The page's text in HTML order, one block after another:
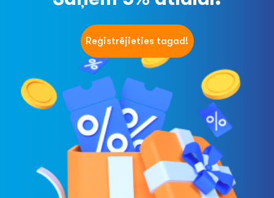
Reģistrējieties tagad!